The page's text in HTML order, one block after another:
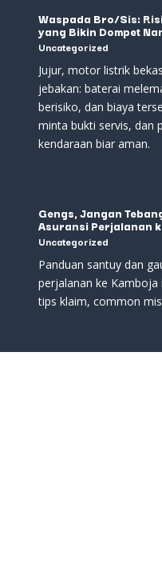
Waspada Bro/Sis:
yang Bikin Dompet
Uncategorized
Jujur, motor listrik
jebakan: baterai
berisiko, dan biaya
minta bukti servis, dan
kendaraan biar aman.
Gengs, Jangan
Asuransi Perjalanan
Uncategorized
Panduan santuy dan
perjalanan ke
tips klaim, common